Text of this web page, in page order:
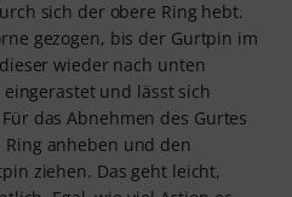
sich der obere Ring hebt.
gezogen, bis der Gurtpin im
wieder nach unten
und lässt sich
das Abnehmen des Gurtes
anheben und den
ziehen. Das geht leicht,